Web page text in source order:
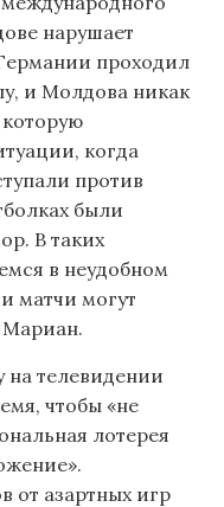
нарушает
проходил
и Молдова никак
когда
против
были
В таких
в неудобном
матчи могут
Мариан.
на телевидении
чтобы «не
лотерея
от азартных игр